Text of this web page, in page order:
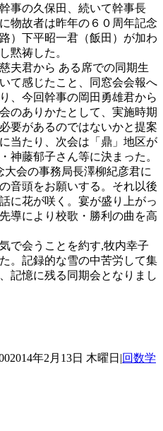
事の久保田、続いて幹事長
物故者は昨年の６０周年記念
）下平昭一君（飯田）が加わ
黙祷した。
夫君から ある席での同期生
て感じたこと、同窓会会報へ
、今回幹事の岡田勇雄君から
のありかたとして、実施時期
要があるのではないかと提案
当たり、次会は「鼎」地区が
神藤郁子さん等に決まった。
会の事務局長澤柳紀彦君に
音頭をお願いする。それ以後
に花が咲く。宴が盛り上がっ
導により校歌・勝利の曲を高
で会うことを約す,牧内幸子
。記録的な雪の中苦労して集
記憶に残る同期会となりまし
2014年2月13日 木曜日 |回数学